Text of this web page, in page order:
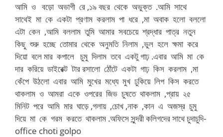
আমি ও বড়ো অভাগী রে ,১৯ বছর থেকে অভুক্ত .আমি সাথে
সাথেই মা কে একটা প্রণাম করলাম পা ধরে ,মা অবাক হলো বললো
এটা কেন ,আমি বললাম তুমি আমার সবচেয়ে শ্রদ্ধার পাত্র নতুন
কিছু শুরু হচ্ছে তোমার থেকে অনুমতি নিলাম ,ভুল হলে ক্ষমা করে
দিয়ো বলে মার কপালে চুমু দিলাম তবে একটু গাঢ় .এবার আমি মা কে
দার করিয়ে ডাইরেক্ট টার রসালো ঠোঁটে একটা গাঢ় কিস করলাম ,মা
কেঁপে উঠলো এবার আমি মুখের মধ্যে মুখ ঢুকিয়ে লিপ কিস করতে
থাকলাম ও আমরা একে ওপরের জিভ চুষতে থাকলাম ,প্রায় ২৫
মিনিট পরে আমি মার ঘাড়ে ,গলায় ,চোখ ,নাক ,কান এ অজস্র চুমু
দিয়ে মা কে গরম করতে থাকলাম .অফিসে সুন্দরী কলিগদের সাথে চুদাচুদি-
office choti golpo